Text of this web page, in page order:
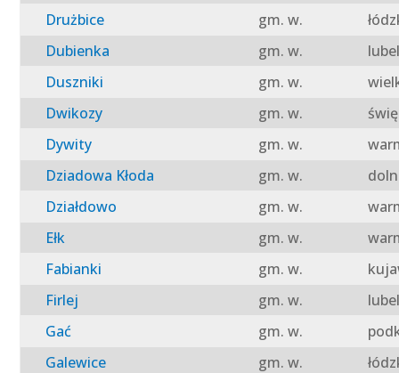
Drużbice
gm. w.
Dubienka
gm. w.
Duszniki
gm. w.
Dwikozy
gm. w.
Dywity
gm. w.
Dziadowa Kłoda
gm. w.
Działdowo
gm. w.
Ełk
gm. w.
Fabianki
gm. w.
Firlej
gm. w.
Gać
gm. w.
Galewice
gm. w.